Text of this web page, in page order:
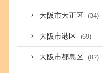
大阪市大正区 (34)
大阪市港区 (69)
大阪市都島区 (92)